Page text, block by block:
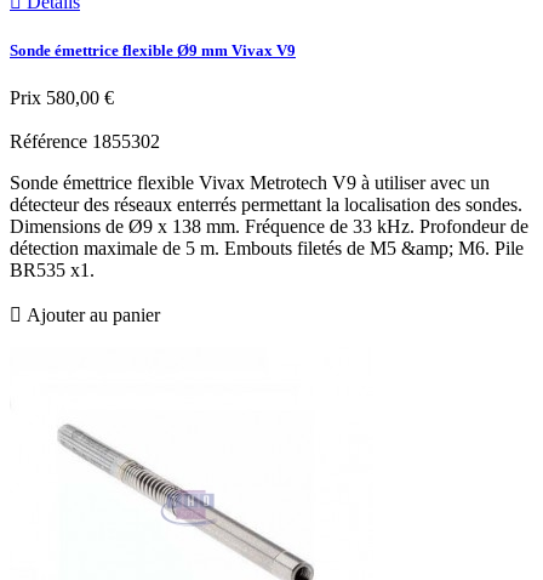
Sonde émettrice flexible Ø9 mm Vivax V9
Prix 580,00 €
Référence 1855302
Sonde émettrice flexible Vivax Metrotech V9 à utiliser avec un
détecteur des réseaux enterrés permettant la localisation des sondes.
Dimensions de Ø9 x 138 mm. Fréquence de 33 kHz. Profondeur de
détection maximale de 5 m. Embouts filetés de M5 &amp; M6. Pile
BR535 x1.
 Ajouter au panier